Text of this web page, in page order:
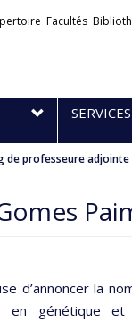
Facultés
SERVICES
de professeure adjointe
d’annoncer la
génétique et